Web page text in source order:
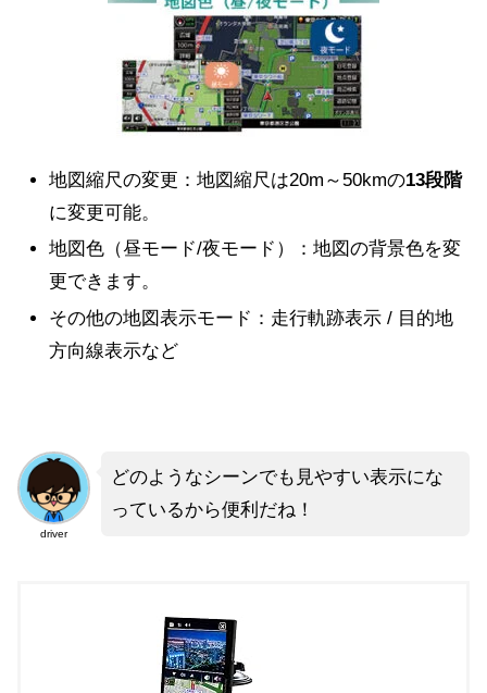
地図縮尺の変更：地図縮尺は20m～50kmの13段階
に変更可能。
地図色（昼モード/夜モード）：地図の背景色を変
更できます。
その他の地図表示モード： 走行軌跡表示 / 目的地
方向線表示など
driver
どのようなシーンでも見やすい表示にな
っているから便利だね！